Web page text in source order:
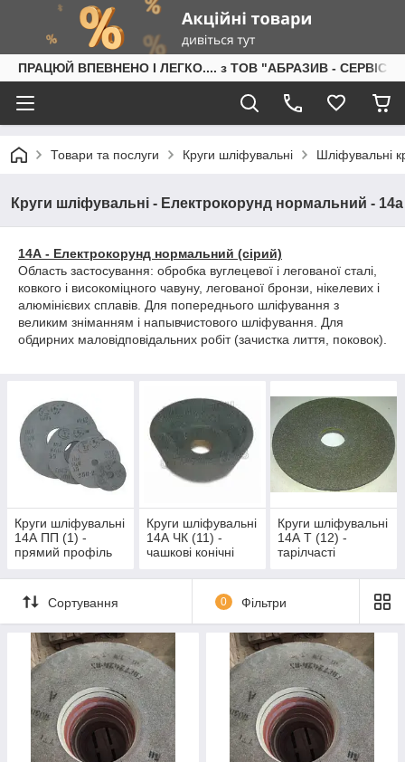
ПРАЦЮЙ ВПЕВНЕНО І ЛЕГКО.... з ТОВ "АБРАЗИВ - СЕРВІС"
Товари та послуги Круги шліфувальні Шліфувальні
Круги шліфувальні - Електрокорунд нормальний - 14а
14А - Електрокорунд нормальний (сірий)
Область застосування: обробка вуглецевої і легованої сталі,
ковкого і високоміцного чавуну, легованої бронзи, нікелевих і
алюмінієвих сплавів. Для попереднього шліфування з
великим зніманням і напывчистового шліфування. Для
обдирних маловідповідальних робіт (зачистка лиття, поковок).
Круги шліфувальні
14А ПП (1) -
прямий профіль
Круги шліфувальні
14А ЧК (11) -
чашкові конічні
Круги шліфувальні
14А Т (12) -
тарілчасті
Сортування 0 Фільтри